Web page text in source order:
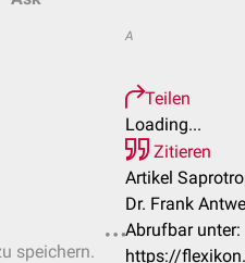
speichern.
A
Teilen
Loading...
Zitieren
Artikel
Dr. Frank
Abrufbar unter:
https://